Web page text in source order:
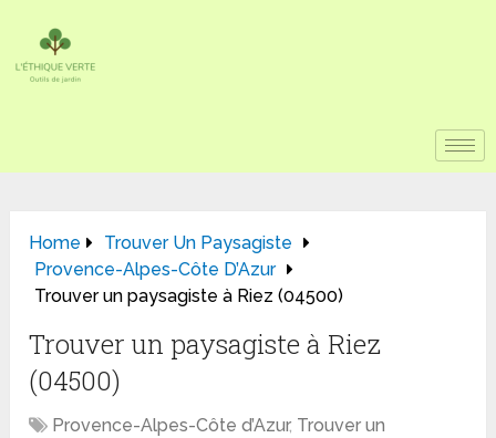
Home
Trouver Un Paysagiste
Provence-Alpes-Côte D’Azur
Trouver un paysagiste à Riez (04500)
Trouver un paysagiste à Riez
(04500)
Provence-Alpes-Côte d’Azur, Trouver un